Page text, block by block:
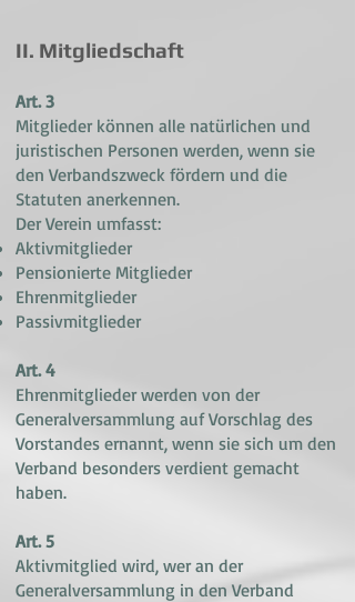
II. Mitgliedschaft
Art. 3
Mitglieder können alle natürlichen und
juristischen Personen werden, wenn sie
den Verbandszweck fördern und die
Statuten anerkennen.
Der Verein umfasst:
Aktivmitglieder
Pensionierte Mitglieder
Ehrenmitglieder
Passivmitglieder
Art. 4
Ehrenmitglieder werden von der
Generalversammlung auf Vorschlag des
Vorstandes ernannt, wenn sie sich um den
Verband besonders verdient gemacht
haben.
Art. 5
Aktivmitglied wird, wer an der
Generalversammlung in den Verband